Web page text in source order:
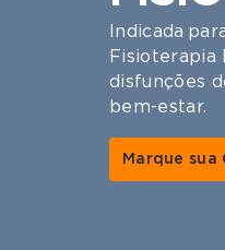
Indicada
Fisioterapia
disfunções
bem-estar.
Marque sua